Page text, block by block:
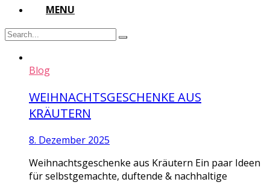
MENU
Blog
WEIHNACHTSGESCHENKE AUS
KRÄUTERN
8. Dezember 2025
Weihnachtsgeschenke aus Kräutern Ein paar Ideen
für selbstgemachte, duftende & nachhaltige